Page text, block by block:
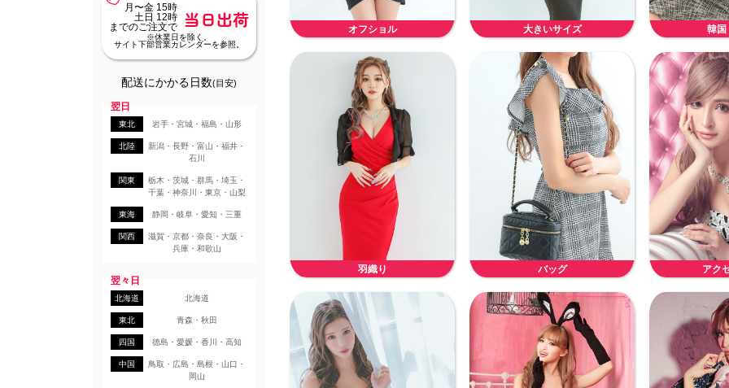
月〜金 15時
土日 12時
までのご注文で
当日出荷
※休業日を除く。
サイト下部営業カレンダーを参照。
配送にかかる日数(目安)
翌日
東北 岩手・宮城・福島・山形
北陸
新潟・長野・富山・福井・
石川
関東
栃木・茨城・群馬・埼玉・
千葉・神奈川・東京・山梨
東海 静岡・岐阜・愛知・三重
関西
滋賀・京都・奈良・大阪・
兵庫・和歌山
翌々日
北海道 北海道
東北 青森・秋田
四国 徳島・愛媛・香川・高知
中国
鳥取・広島・島根・山口・
岡山
オフショル 大きいサイズ 韓国
羽織り バッグ アク